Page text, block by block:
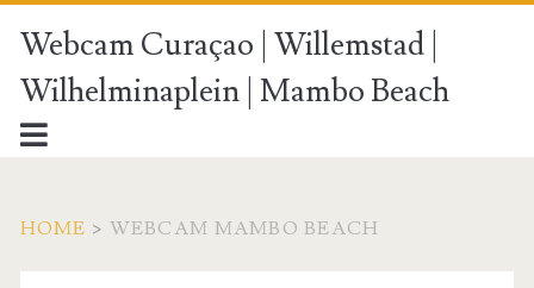
Webcam Curaçao | Willemstad |
Wilhelminaplein | Mambo Beach
HOME > WEBCAM MAMBO BEACH